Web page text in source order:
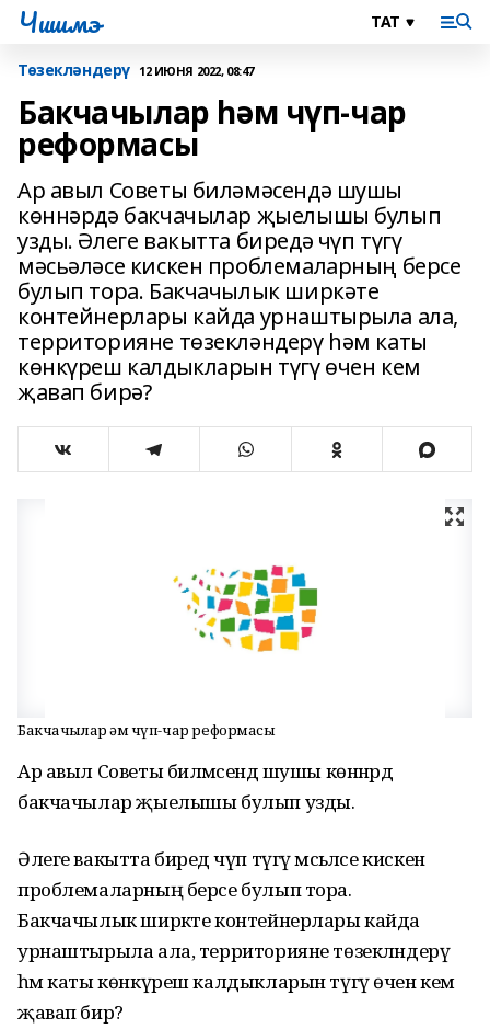
Чишмэ
Төзекләндерү 12 ИЮНЯ 2022, 08:47
Бакчачылар һәм чүп-чар
реформасы
Ар авыл Советы биләмәсендә шушы
көннәрдә бакчачылар җыелышы булып
узды. Әлеге вакытта биредә чүп түгү
мәсьәләсе кискен проблемаларның берсе
булып тора. Бакчачылык ширкәте
контейнерлары кайда урнаштырыла ала,
территорияне төзекләндерү һәм каты
көнкүреш калдыкларын түгү өчен кем
җавап бирә?
Бакчачылар һәм чүп-чар реформасы
Ар авыл Советы биләмәсендә шушы көннәрдә
бакчачылар җыелышы булып узды.
Әлеге вакытта биредә чүп түгү мәсьәләсе кискен
проблемаларның берсе булып тора.
Бакчачылык ширкәте контейнерлары кайда
урнаштырыла ала, территорияне төзекләндерү
һәм каты көнкүреш калдыкларын түгү өчен кем
җавап бирә?